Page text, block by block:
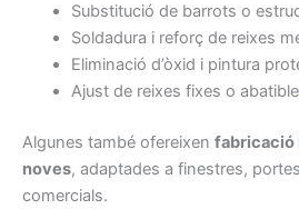
Substitució de barrots o
Soldadura i reforç de reixes
Eliminació d’òxid i pintura
Ajust de reixes fixes o
Algunes també ofereixen fabricació
noves, adaptades a finestres,
comercials.